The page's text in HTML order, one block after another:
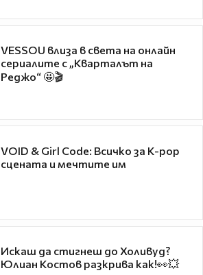
VESSOU влиза в света на онлайн
сериалите с „Кварталът на
Реджо“ 🤩🎬
VOID & Girl Code: Всичко за K-pop
сцената и мечтите им
Искаш да стигнеш до Холивуд?
Юлиан Костов разкрива как!👀💥